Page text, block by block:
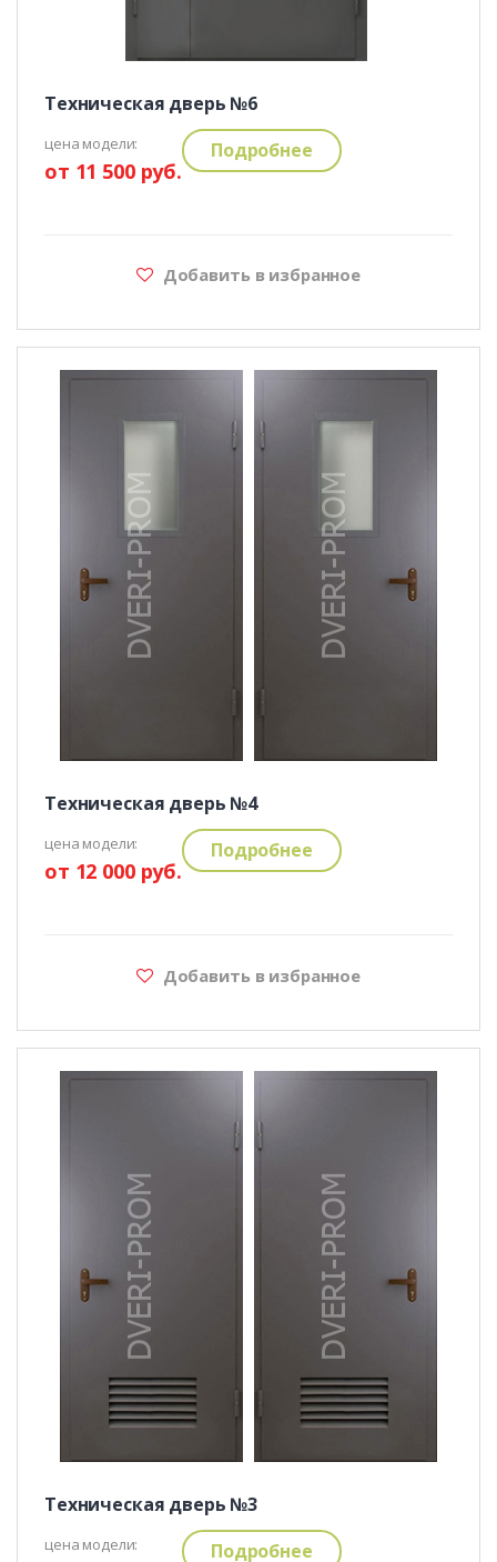
Техническая дверь №6
цена модели:
от 11 500 руб.
Подробнее
Добавить в избранное
Техническая дверь №4
цена модели:
от 12 000 руб.
Подробнее
Добавить в избранное
Техническая дверь №3
цена модели: Подробнее